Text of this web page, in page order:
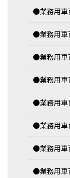
●業務用車
●業務用車
●業務用車
●業務用車
●業務用車
●業務用車
●業務用車
●業務用車